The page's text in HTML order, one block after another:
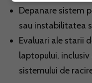
Depanare sistem
sau instabilitatea
Evaluari ale starii
laptopului,
sistemului de